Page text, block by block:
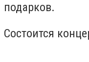
подарков.
Состоится